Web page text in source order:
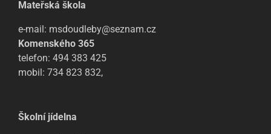
Mateřská škola
e-mail: msdoudleby@seznam.cz
Komenského 365
telefon: 494 383 425
mobil: 734 823 832,
Školní jídelna